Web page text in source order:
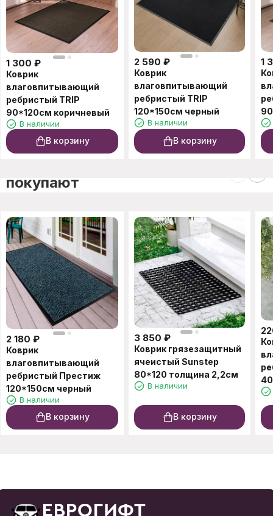
1 300 ₽
Коврик
влаговпитывающий
ребристый TRIP
90*120см коричневый
В наличии
В корзину
2 590 ₽
Коврик
влаговпитывающий
ребристый TRIP
120*150см черный
В наличии
В корзину
1
покупают
2 180 ₽
Коврик
влаговпитывающий
ребристый Престиж
120*150см черный
В наличии
В корзину
3 850 ₽
Коврик грязезащитный
ячеистый Sunstep
80*120 толщина 2,2см
В наличии
В корзину